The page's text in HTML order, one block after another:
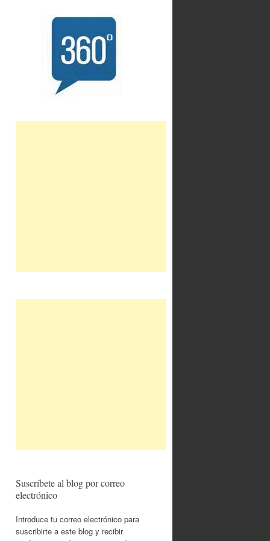
Suscríbete al blog por correo
electrónico
Introduce tu correo electrónico para
suscribirte a este blog y recibir